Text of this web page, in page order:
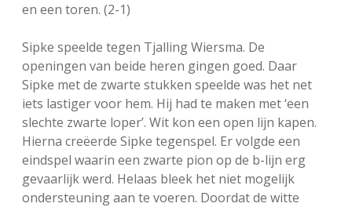
en een toren. (2-1)
Sipke speelde tegen Tjalling Wiersma. De
openingen van beide heren gingen goed. Daar
Sipke met de zwarte stukken speelde was het net
iets lastiger voor hem. Hij had te maken met ‘een
slechte zwarte loper’. Wit kon een open lijn kapen.
Hierna creëerde Sipke tegenspel. Er volgde een
eindspel waarin een zwarte pion op de b-lijn erg
gevaarlijk werd. Helaas bleek het niet mogelijk
ondersteuning aan te voeren. Doordat de witte